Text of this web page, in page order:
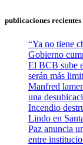
publicaciones recientes
“Ya no tiene
Gobierno
El BCB sube
serán más
Manfred
una
Incendio
Lindo en
Paz anuncia
entre